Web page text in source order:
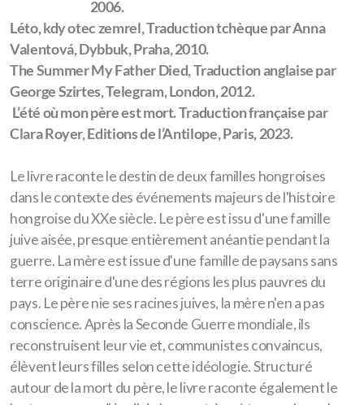
2006.
Léto, kdy otec zemrel, Traduction tchèque par Anna
Valentová, Dybbuk, Praha, 2010.
The Summer My Father Died,Traduction anglaise par
George Szirtes, Telegram, London, 2012.
L’été où mon père est mort. Traduction française par
Clara Royer, Editions de l’Antilope, Paris, 2023.
Le livre raconte le destin de deux familles hongroises
dans le contexte des événements majeurs de l'histoire
hongroise du XXe siècle. Le père est issu d'une famille
juive aisée, presque entièrement anéantie pendant la
guerre. La mère est issue d'une famille de paysans sans
terre originaire d'une des régions les plus pauvres du
pays. Le père nie ses racines juives, la mère n'en a pas
conscience. Après la Seconde Guerre mondiale, ils
reconstruisent leur vie et, communistes convaincus,
élèvent leurs filles selon cette idéologie. Structuré
autour de la mort du père, le livre raconte également le